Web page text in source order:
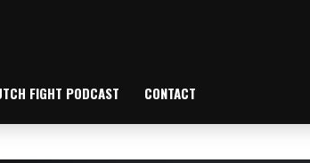
FIGHT PODCAST CONTACT